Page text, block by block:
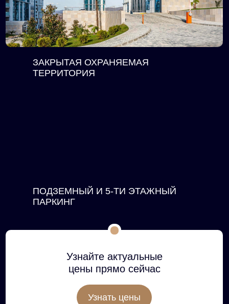
Узнать цены
Узнайте актуальные
цены прямо сейчас
ЗАКРЫТАЯ ОХРАНЯЕМАЯ
ТЕРРИТОРИЯ
ПОДЗЕМНЫЙ И 5-ТИ ЭТАЖНЫЙ
ПАРКИНГ